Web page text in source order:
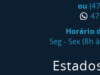
ou
Horário
Seg - Sex (8h